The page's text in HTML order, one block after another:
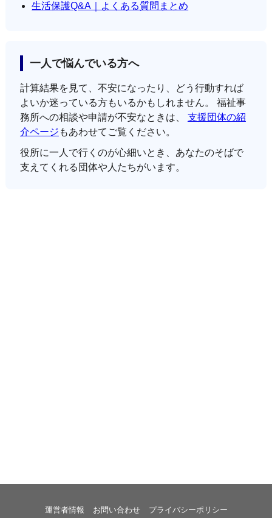
生活保護Q&A｜よくある質問まとめ
一人で悩んでいる方へ
計算結果を見て、不安になったり、どう行動すれば
よいか迷っている方もいるかもしれません。 福祉事
務所への相談や申請が不安なときは、 支援団体の紹
介ページ もあわせてご覧ください。
役所に一人で行くのが心細いとき、あなたのそばで
支えてくれる団体や人たちがいます。
運営者情報 お問い合わせ プライバシーポリシー